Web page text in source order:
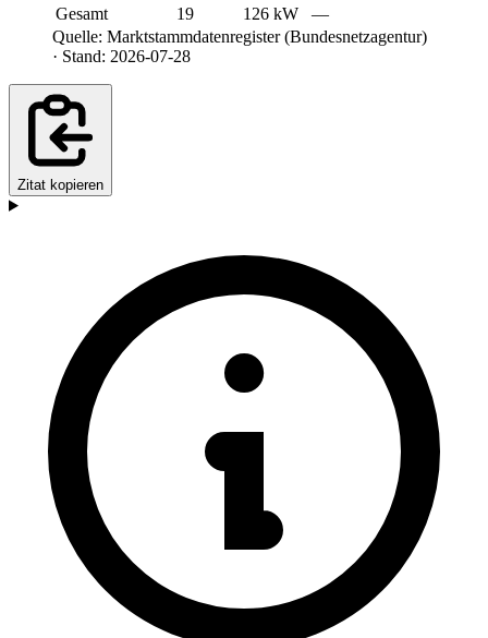
Gesamt
19 126 kW
—
Quelle: Marktstammdatenregister (Bundesnetzagentur)
· Stand: 2026-07-28
Zitat kopieren